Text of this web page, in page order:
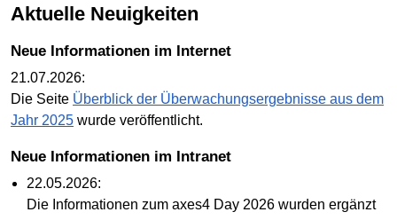
Aktuelle Neuigkeiten
Neue Informationen im Internet
21.07.2026:
Die Seite Überblick der Überwachungsergebnisse aus dem
Jahr 2025 wurde veröffentlicht.
Neue Informationen im Intranet
22.05.2026:
Die Informationen zum axes4 Day 2026 wurden ergänzt